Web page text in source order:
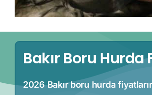
Bakır Boru
2026 Bakır boru hurda